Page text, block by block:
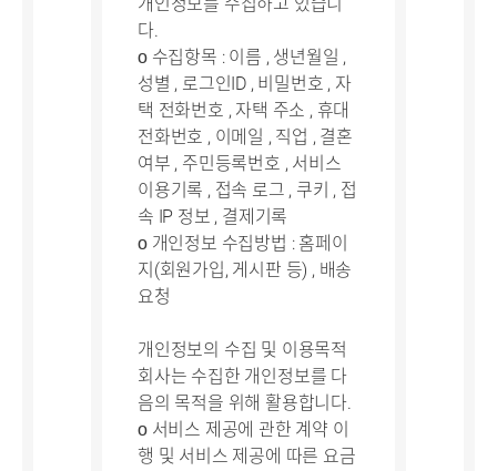
다.
ο 수집항목 : 이름 , 생년월일 ,
성별 , 로그인ID , 비밀번호 , 자
택 전화번호 , 자택 주소 , 휴대
전화번호 , 이메일 , 직업 , 결혼
여부 , 주민등록번호 , 서비스
이용기록 , 접속 로그 , 쿠키 , 접
속 IP 정보 , 결제기록
ο 개인정보 수집방법 : 홈페이
지(회원가입, 게시판 등) , 배송
요청
개인정보의 수집 및 이용목적
회사는 수집한 개인정보를 다
음의 목적을 위해 활용합니다.
ο 서비스 제공에 관한 계약 이
행 및 서비스 제공에 따른 요금